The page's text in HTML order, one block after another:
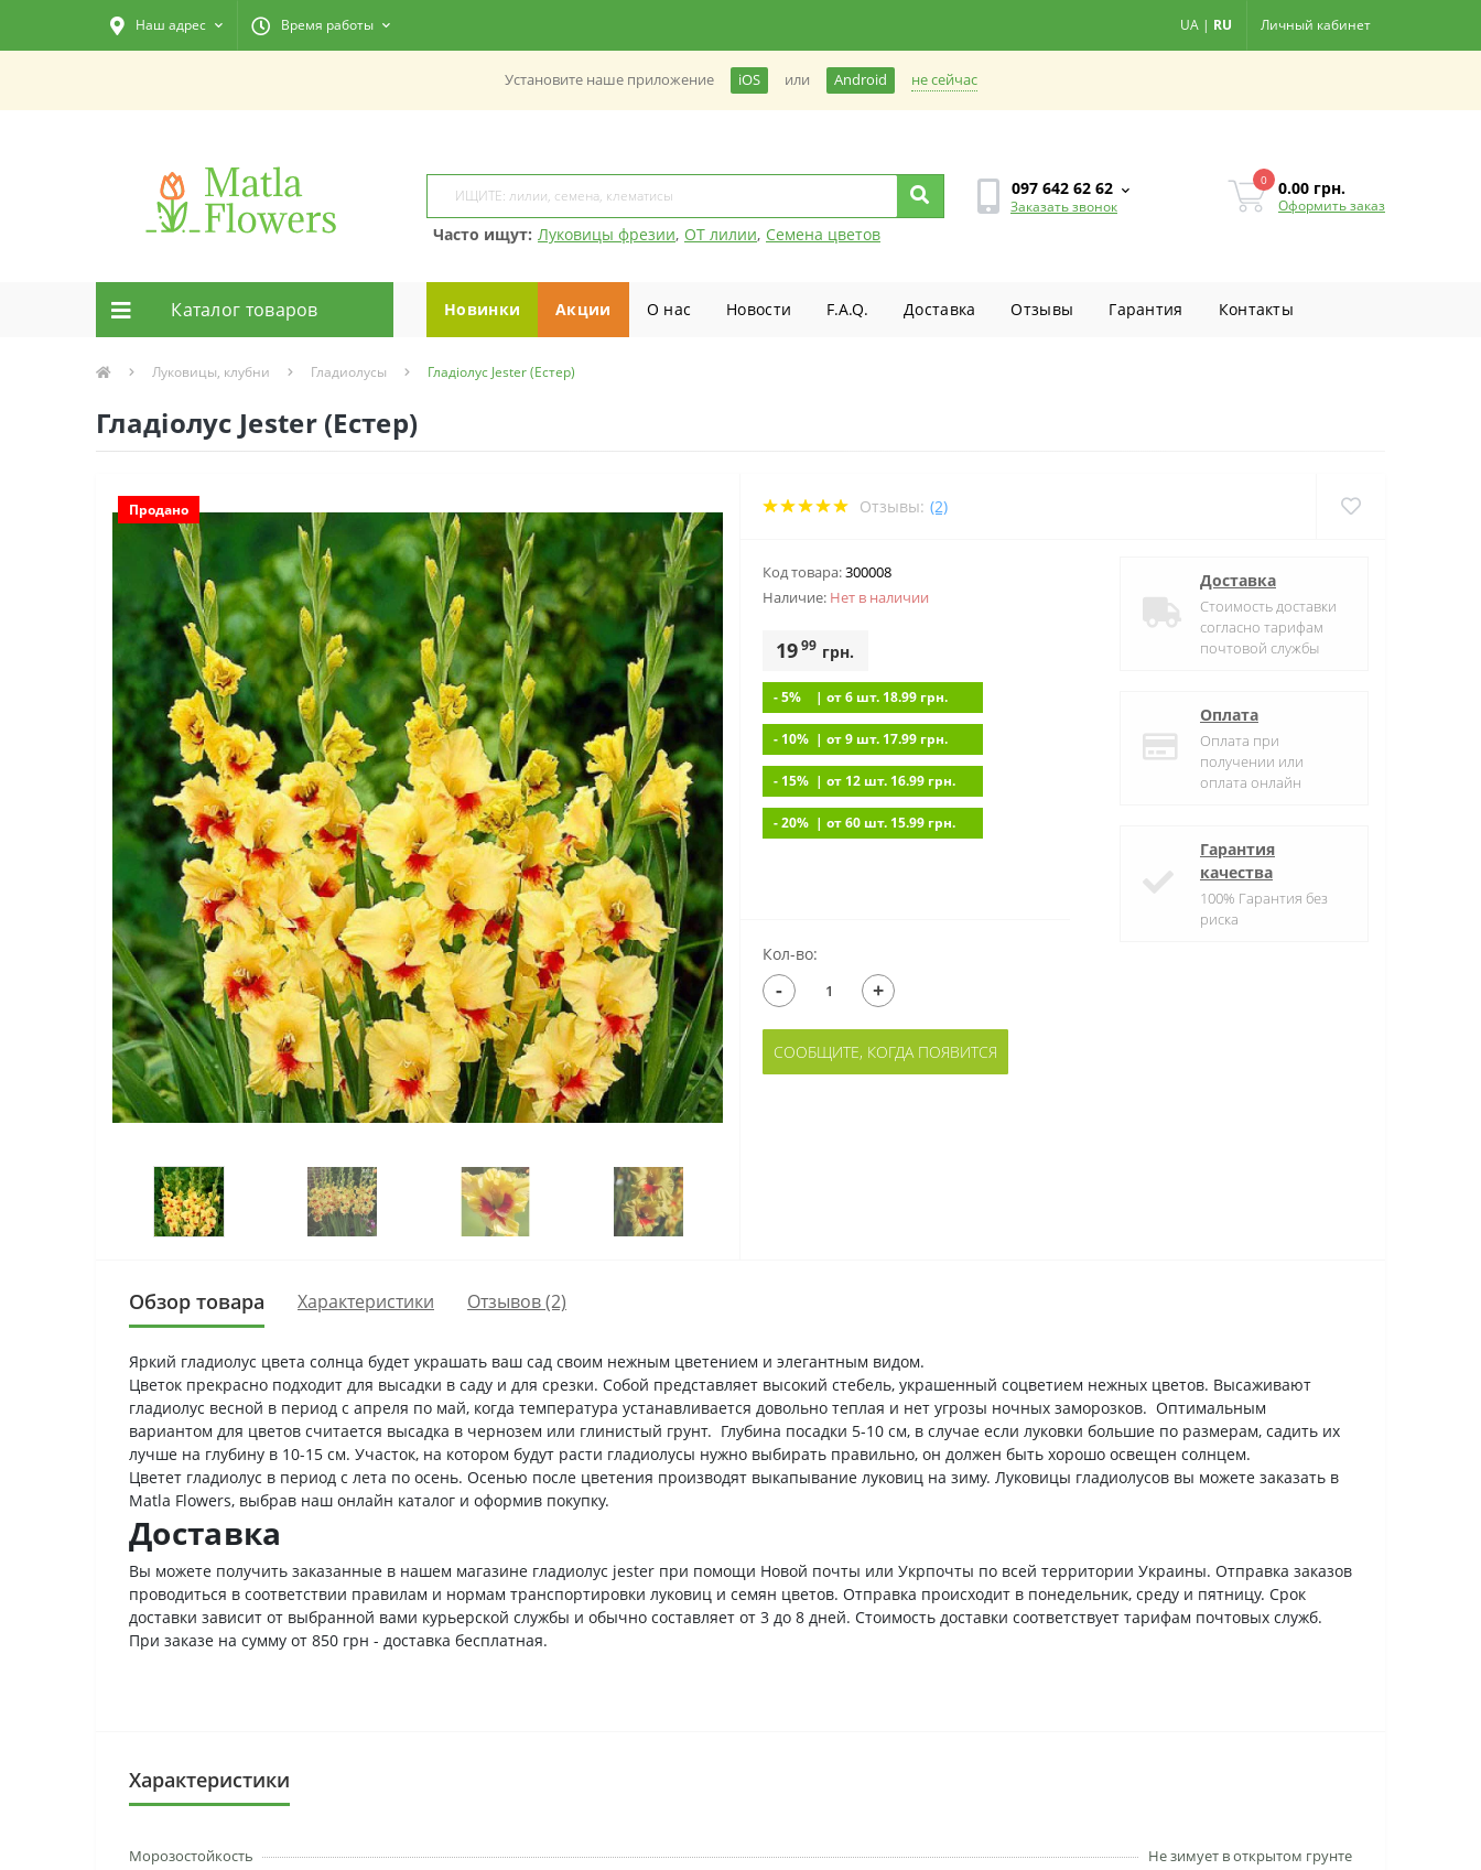
Наш адрес Время работы UA | RU Личный кабинет
Установите наше приложение iOS или Android не сейчас
Часто ищут: Луковицы фрезии, ОТ лилии, Семена цветов
097 642 62 62
Заказать звонок
0 0.00 грн.
Оформить заказ
Каталог товаров Новинки Акции О нас Новости F.A.Q. Доставка Отзывы Гарантия Контакты
Луковицы, клубни Гладиолусы Гладіолус Jester (Естер)
Гладіолус Jester (Естер)
Продано Отзывы: (2)
Код товара:300008
Наличие: Нет в наличии
1999 грн.
- 5% | от 6 шт. 18.99 грн.
- 10% | от 9 шт. 17.99 грн.
- 15% | от 12 шт. 16.99 грн.
- 20% | от 60 шт. 15.99 грн.
Доставка
Стоимость доставки
согласно тарифам
почтовой службы
Оплата
Оплата при
получении или
оплата онлайн
Гарантия
качества
100% Гарантия без
риска
Кол-во:
- +
СООБЩИТЕ, КОГДА ПОЯВИТСЯ
Обзор товара Характеристики Отзывов (2)
Яркий гладиолус цвета солнца будет украшать ваш сад своим нежным цветением и элегантным видом.
Цветок прекрасно подходит для высадки в саду и для срезки. Собой представляет высокий стебель, украшенный соцветием нежных цветов. Высаживают
гладиолус весной в период с апреля по май, когда температура устанавливается довольно теплая и нет угрозы ночных заморозков. Оптимальным
вариантом для цветов считается высадка в чернозем или глинистый грунт. Глубина посадки 5-10 см, в случае если луковки большие по размерам, садить их
лучше на глубину в 10-15 см. Участок, на котором будут расти гладиолусы нужно выбирать правильно, он должен быть хорошо освещен солнцем.
Цветет гладиолус в период с лета по осень. Осенью после цветения производят выкапывание луковиц на зиму. Луковицы гладиолусов вы можете заказать в
Matla Flowers, выбрав наш онлайн каталог и оформив покупку.
Доставка
Вы можете получить заказанные в нашем магазине гладиолус jester при помощи Новой почты или Укрпочты по всей территории Украины. Отправка заказов
проводиться в соответствии правилам и нормам транспортировки луковиц и семян цветов. Отправка происходит в понедельник, среду и пятницу. Срок
доставки зависит от выбранной вами курьерской службы и обычно составляет от 3 до 8 дней. Стоимость доставки соответствует тарифам почтовых служб.
При заказе на сумму от 850 грн - доставка бесплатная.
Характеристики
Морозостойкость Не зимует в открытом грунте